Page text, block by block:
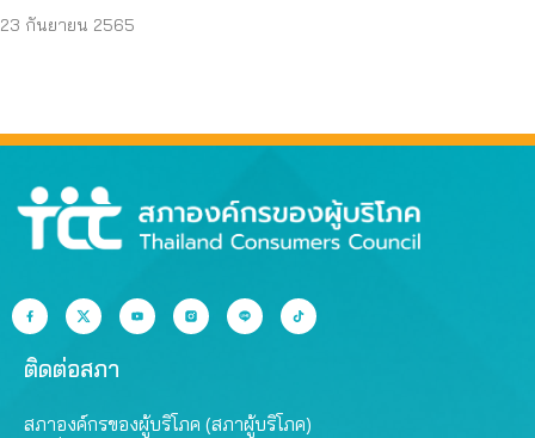
23 กันยายน 2565
ติดต่อสภา
สภาองค์กรของผู้บริโภค (สภาผู้บริโภค)